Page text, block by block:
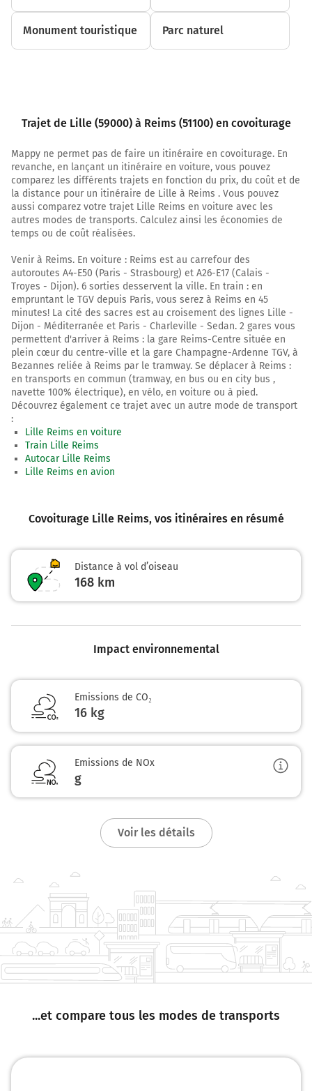
Monument touristique Parc naturel
Trajet de Lille (59000) à Reims (51100) en covoiturage
Mappy ne permet pas de faire un itinéraire en covoiturage. En
revanche, en lançant un itinéraire en voiture, vous pouvez
comparez les différents trajets en fonction du prix, du coût et de
la distance pour un itinéraire de Lille à Reims . Vous pouvez
aussi comparez votre trajet Lille Reims en voiture avec les
autres modes de transports. Calculez ainsi les économies de
temps ou de coût réalisées.
Venir à Reims. En voiture : Reims est au carrefour des
autoroutes A4-E50 (Paris - Strasbourg) et A26-E17 (Calais -
Troyes - Dijon). 6 sorties desservent la ville. En train : en
empruntant le TGV depuis Paris, vous serez à Reims en 45
minutes! La cité des sacres est au croisement des lignes Lille -
Dijon - Méditerranée et Paris - Charleville - Sedan. 2 gares vous
permettent d'arriver à Reims : la gare Reims-Centre située en
plein cœur du centre-ville et la gare Champagne-Ardenne TGV, à
Bezannes reliée à Reims par le tramway. Se déplacer à Reims :
en transports en commun (tramway, en bus ou en city bus ,
navette 100% électrique), en vélo, en voiture ou à pied.
Découvrez également ce trajet avec un autre mode de transport
:
Lille Reims en voiture
Train Lille Reims
Autocar Lille Reims
Lille Reims en avion
Covoiturage Lille Reims, vos itinéraires en résumé
Distance à vol d’oiseau
168 km
Impact environnemental
Emissions de CO₂
16 kg
Emissions de NOx
g
Voir les détails
...et compare tous les modes de transports